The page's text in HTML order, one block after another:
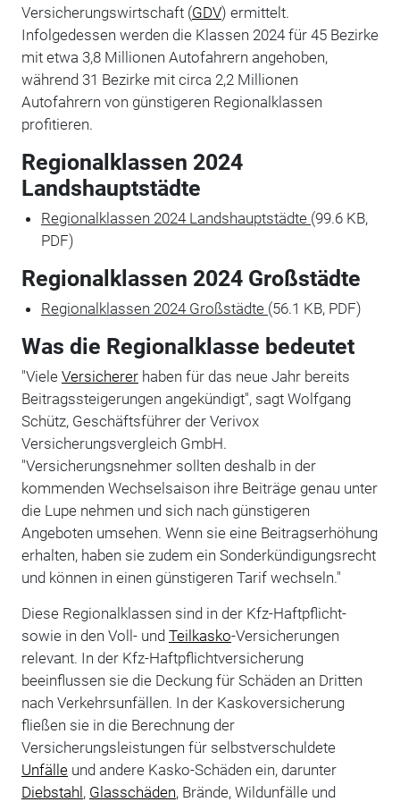
Versicherungswirtschaft (GDV) ermittelt.
Infolgedessen werden die Klassen 2024 für 45 Bezirke
mit etwa 3,8 Millionen Autofahrern angehoben,
während 31 Bezirke mit circa 2,2 Millionen
Autofahrern von günstigeren Regionalklassen
profitieren.
Regionalklassen 2024
Landshauptstädte
Regionalklassen 2024 Landshauptstädte (99.6 KB,
PDF)
Regionalklassen 2024 Großstädte
Regionalklassen 2024 Großstädte (56.1 KB, PDF)
Was die Regionalklasse bedeutet
"Viele Versichererhaben für das neue Jahr bereits
Beitragssteigerungen angekündigt", sagt Wolfgang
Schütz, Geschäftsführer der Verivox
Versicherungsvergleich GmbH.
"Versicherungsnehmer sollten deshalb in der
kommenden Wechselsaison ihre Beiträge genau unter
die Lupe nehmen und sich nach günstigeren
Angeboten umsehen. Wenn sie eine Beitragserhöhung
erhalten, haben sie zudem ein Sonderkündigungsrecht
und können in einen günstigeren Tarif wechseln."
Diese Regionalklassen sind in der Kfz-Haftpflicht-
sowie in den Voll- und Teilkasko-Versicherungen
relevant. In der Kfz-Haftpflichtversicherung
beeinflussen sie die Deckung für Schäden an Dritten
nach Verkehrsunfällen. In der Kaskoversicherung
fließen sie in die Berechnung der
Versicherungsleistungen für selbstverschuldete
Unfälleund andere Kasko-Schäden ein, darunter
Diebstahl, Glasschäden, Brände, Wildunfälle und